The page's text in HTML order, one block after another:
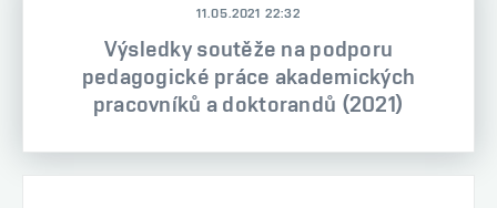
11.05.2021 22:32
Výsledky soutěže na podporu
pedagogické práce akademických
pracovníků a doktorandů (2021)